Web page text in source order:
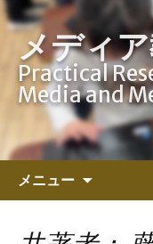
メディ
Practical
Media and
メニュー
ン